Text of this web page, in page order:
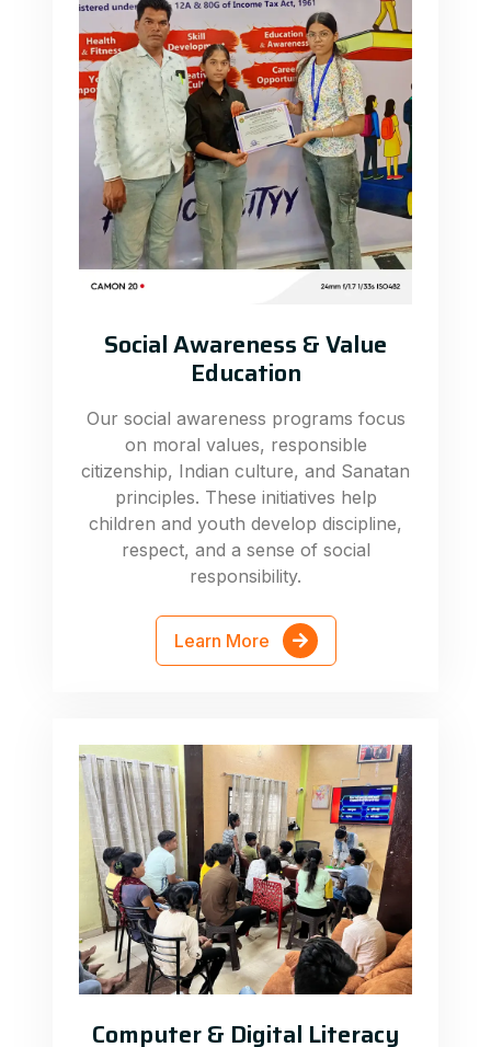
Social Awareness & Value
Education
Our social awareness programs focus
on moral values, responsible
citizenship, Indian culture, and Sanatan
principles. These initiatives help
children and youth develop discipline,
respect, and a sense of social
responsibility.
Learn More
Computer & Digital Literacy